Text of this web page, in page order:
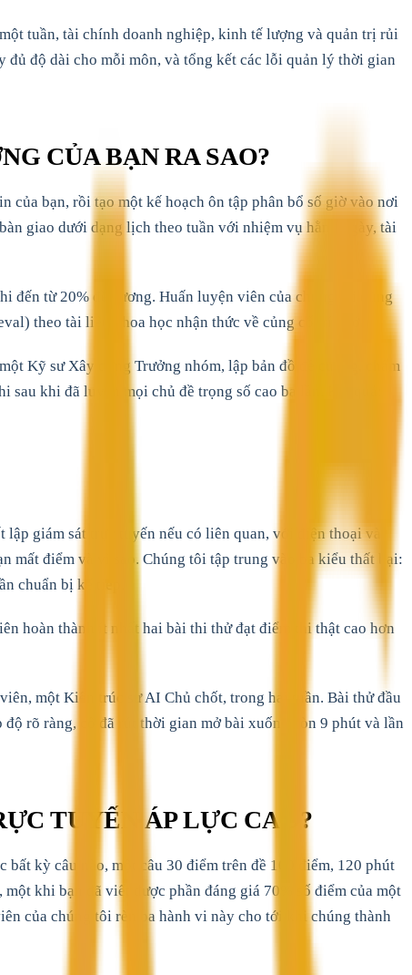
tuần, tài chính doanh nghiệp, kinh tế lượng và quản trị rủi
đủ độ dài cho mỗi môn, và tổng kết các lỗi quản lý thời gian
CỦA BẠN RA SAO?
của bạn, rồi tạo một kế hoạch ôn tập phân bổ số giờ vào nơi
giao dưới dạng lịch theo tuần với nhiệm vụ hằng ngày, tài
đến từ 20% đề cương. Huấn luyện viên của chúng tôi dùng
theo tài liệu khoa học nhận thức về củng cố trí nhớ.
Kỹ sư Xây dựng Trưởng nhóm, lập bản đồ đề cương, chấm
khi đã luyện mọi chủ đề trọng số cao ba lần. Kết quả:
giám sát trực tuyến nếu có liên quan, với điện thoại và
mất điểm và vì sao. Chúng tôi tập trung vào ba kiểu thất bại:
chuẩn bị kế tiếp.
hoàn thành ít nhất hai bài thi thử đạt điểm thi thật cao hơn
một Kiến trúc sư AI Chủ chốt, trong hai tuần. Bài thử đầu
rõ ràng, cô đã rút thời gian mở bài xuống còn 9 phút và lần
TUYẾN ÁP LỰC CAO?
kỳ câu nào, một câu 30 điểm trên đề 100 điểm, 120 phút
khi bạn đã viết được phần đáng giá 70% số điểm của một
của chúng tôi rèn ba hành vi này cho tới khi chúng thành